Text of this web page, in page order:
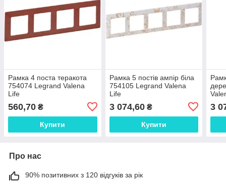
Рамка 4 поста теракота
754074 Legrand Valena
Life
560,70 ₴
Купити
Рамка 5 постів ампір біла
754105 Legrand Valena
Life
3 074,60₴
Купити
3
Про нас
90% позитивних з 120 відгуків за рік